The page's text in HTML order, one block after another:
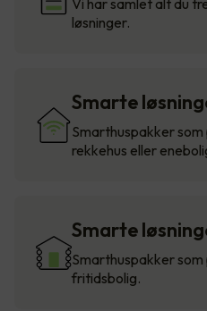
Vi har samlet alt du
løsninger.
Smarte
Smarthuspakker
rekkehus eller
Smarte
Smarthuspakker
fritidsbolig.